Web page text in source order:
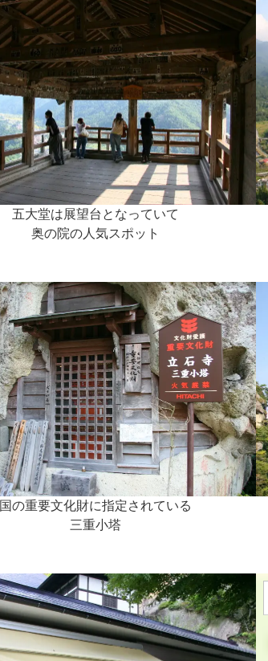
五大堂は展望台となっていて
奥の院の人気スポット
国の重要文化財に指定されている
三重小塔